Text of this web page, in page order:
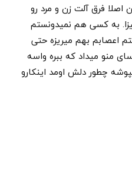
اصلا فرق آلت زن و مرد رو
به کسی هم نمیدونستم
اعصابم بهم میریزه حتی
منو میداد که ببره واسه
چطور دلش اومد اینکارو